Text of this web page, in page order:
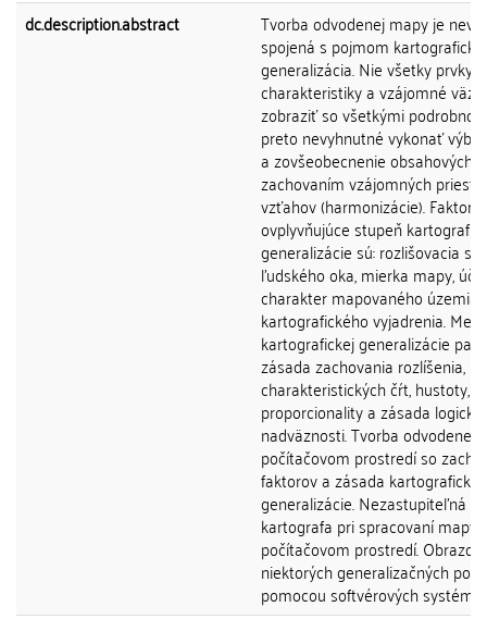
dc.description.abstract
Tvorba odvodenej mapy je
spojená s pojmom kartografická
generalizácia. Nie všetky prvky,
charakteristiky a vzájomné
zobraziť so všetkými
preto nevyhnutné vykonať
a zovšeobecnenie obsahových
zachovaním vzájomných
vzťahov (harmonizácie). Faktory
ovplyvňujúce stupeň
generalizácie sú: rozlišovacia
ľudského oka, mierka mapy,
charakter mapovaného územia
kartografického vyjadrenia.
kartografickej generalizácie
zásada zachovania rozlíšenia,
charakteristických čŕt, hustoty,
proporcionality a zásada logickej
nadväznosti. Tvorba odvodenej
počítačovom prostredí so
faktorov a zásada kartografickej
generalizácie. Nezastupiteľná
kartografa pri spracovaní mapy
počítačovom prostredí.
niektorých generalizačných
pomocou softvérových